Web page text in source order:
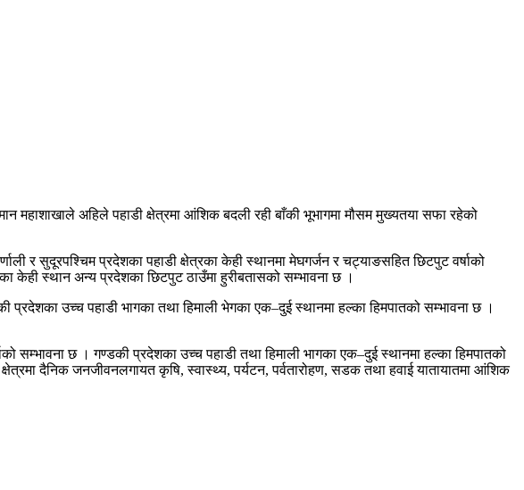
महाशाखाले अहिले पहाडी क्षेत्रमा आंशिक बदली रही बाँकी भूभागमा मौसम मुख्यतया सफा रहेको
र सुदूरपश्चिम प्रदेशका पहाडी क्षेत्रका केही स्थानमा मेघगर्जन र चट्याङसहित छिटपुट वर्षाको
केही स्थान अन्य प्रदेशका छिटपुट ठाउँमा हुरीबतासको सम्भावना छ ।
उच्च पहाडी भागका तथा हिमाली भेगका एक–दुई स्थानमा हल्का हिमपातको सम्भावना छ ।
सम्भावना छ । गण्डकी प्रदेशका उच्च पहाडी तथा हिमाली भागका एक–दुई स्थानमा हल्का हिमपातको
दैनिक जनजीवनलगायत कृषि, स्वास्थ्य, पर्यटन, पर्वतारोहण, सडक तथा हवाई यातायातमा आंशिक